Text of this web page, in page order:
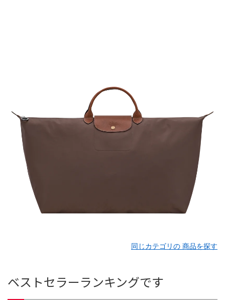
同じカテゴリの 商品を探す
ベストセラーランキングです